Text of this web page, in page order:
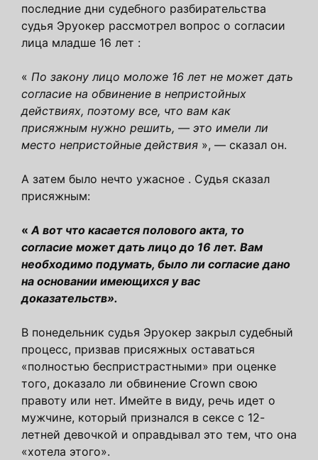
последние дни судебного разбирательства
судья Эруокер рассмотрел вопрос о согласии
лица младше 16 лет :
« По закону лицо моложе 16 лет не может дать
согласие на обвинение в непристойных
действиях, поэтому все, что вам как
присяжным нужно решить, — это имели ли
место непристойные действия », — сказал он.
А затем было нечто ужасное . Судья сказал
присяжным:
«А вот что касается полового акта, то
согласие может дать лицо до 16 лет. Вам
необходимо подумать, было ли согласие дано
на основании имеющихся у вас
доказательств».
В понедельник судья Эруокер закрыл судебный
процесс, призвав присяжных оставаться
«полностью беспристрастными» при оценке
того, доказало ли обвинение Crown свою
правоту или нет. Имейте в виду, речь идет о
мужчине, который признался в сексе с 12-
летней девочкой и оправдывал это тем, что она
«хотела этого».